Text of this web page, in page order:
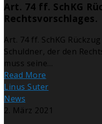
Art. 74 ff. SchKG
Rechtsvorschlages.
Art. 74 ff. SchKG
Schuldner, der den
muss seine…
Read More
Linus Suter
News
2. März 2021